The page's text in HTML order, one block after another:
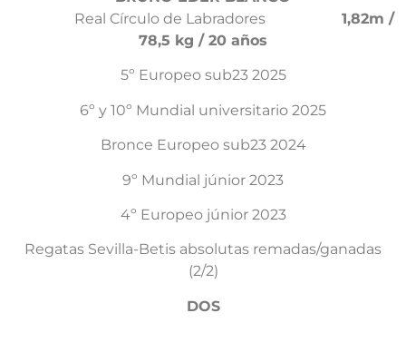
Real Círculo de Labradores 1,82m /
78,5 kg / 20 años
5º Europeo sub23 2025
6º y 10º Mundial universitario 2025
Bronce Europeo sub23 2024
9º Mundial júnior 2023
4º Europeo júnior 2023
Regatas Sevilla-Betis absolutas remadas/ganadas
(2/2)
DOS